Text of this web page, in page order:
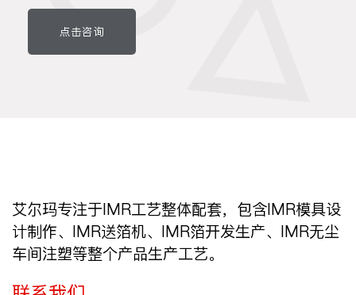
点击咨询
艾尔玛专注于IMR工艺整体配套，包含IMR模具设
计制作、IMR送箔机、IMR箔开发生产、IMR无尘
车间注塑等整个产品生产工艺。